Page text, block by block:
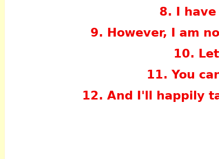
8. I
9. However, I am
10.
11. You
12. And I'll happily